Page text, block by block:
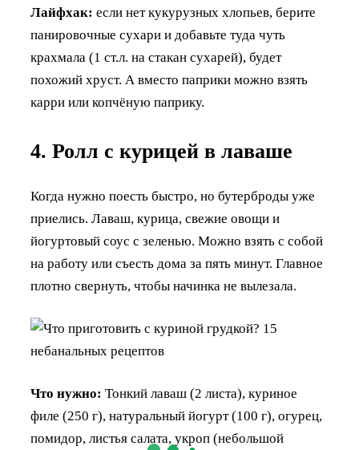
Лайфхак: если нет кукурузных хлопьев, берите
панировочные сухари и добавьте туда чуть
крахмала (1 ст.л. на стакан сухарей), будет
похожий хруст. А вместо паприки можно взять
карри или копчёную паприку.
4. Ролл с курицей в лаваше
Когда нужно поесть быстро, но бутерброды уже
приелись. Лаваш, курица, свежие овощи и
йогуртовый соус с зеленью. Можно взять с собой
на работу или съесть дома за пять минут. Главное
плотно свернуть, чтобы начинка не вылезала.
Что нужно: Тонкий лаваш (2 листа), куриное
филе (250 г), натуральный йогурт (100 г), огурец,
помидор, листья салата, укроп (небольшой